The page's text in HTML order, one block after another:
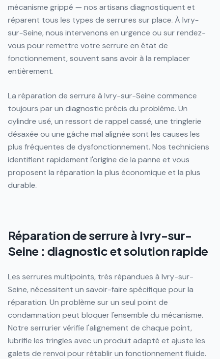
mécanisme grippé — nos artisans diagnostiquent et
réparent tous les types de serrures sur place. À Ivry-
sur-Seine, nous intervenons en urgence ou sur rendez-
vous pour remettre votre serrure en état de
fonctionnement, souvent sans avoir à la remplacer
entièrement.
La réparation de serrure à Ivry-sur-Seine commence
toujours par un diagnostic précis du problème. Un
cylindre usé, un ressort de rappel cassé, une tringlerie
désaxée ou une gâche mal alignée sont les causes les
plus fréquentes de dysfonctionnement. Nos techniciens
identifient rapidement l'origine de la panne et vous
proposent la réparation la plus économique et la plus
durable.
Réparation de serrure à Ivry-sur-
Seine : diagnostic et solution rapide
Les serrures multipoints, très répandues à Ivry-sur-
Seine, nécessitent un savoir-faire spécifique pour la
réparation. Un problème sur un seul point de
condamnation peut bloquer l'ensemble du mécanisme.
Notre serrurier vérifie l'alignement de chaque point,
lubrifie les tringles avec un produit adapté et ajuste les
galets de renvoi pour rétablir un fonctionnement fluide.